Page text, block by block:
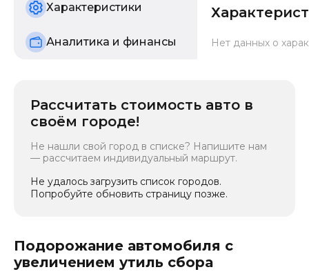
Характеристики
Аналитика и финансы Нет данных о
Рассчитать стоимость авто в
своём городе!
Не нашли свой город в списке? Напишите нам
— рассчитаем индивидуальный маршрут.
Не удалось загрузить список городов.
Попробуйте обновить страницу позже.
Подорожание автомобиля с
увеличением утиль сбора